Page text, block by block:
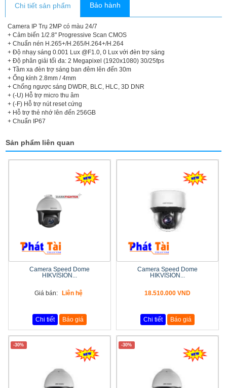
Chi tiết sản phẩm Bảo hành
Camera IP Trụ 2MP có màu 24/7
+ Cảm biến 1/2.8" Progressive Scan CMOS
+ Chuẩn nén H.265+/H.265/H.264+/H.264
+ Độ nhạy sáng 0.001 Lux @F1.0, 0 Lux với đèn trợ sáng
+ Độ phân giải tối đa: 2 Megapixel (1920x1080) 30/25fps
+ Tầm xa đèn trợ sáng ban đêm lên đến 30m
+ Ống kính 2.8mm / 4mm
+ Chống ngược sáng DWDR, BLC, HLC, 3D DNR
+ (-U) Hỗ trợ micro thu âm
+ (-F) Hỗ trợ nút reset cứng
+ Hỗ trợ thẻ nhớ lên đến 256GB
+ Chuẩn IP67
Sản phẩm liên quan
Camera Speed Dome
HIKVISION...
Giá bán: Liên hệ
Chi tiết Báo giá
Camera Speed Dome
HIKVISION...
18.510.000 VND
Chi tiết Báo giá
-30% -30%